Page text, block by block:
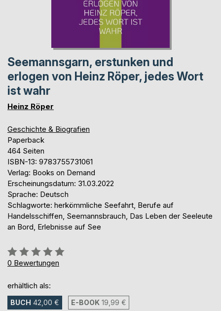
Seemannsgarn, erstunken und
erlogen von Heinz Röper, jedes Wort
ist wahr
Heinz Röper
Geschichte & Biografien
Paperback
464 Seiten
ISBN-13: 9783755731061
Verlag: Books on Demand
Erscheinungsdatum: 31.03.2022
Sprache: Deutsch
Schlagworte: herkömmliche Seefahrt, Berufe auf
Handelsschiffen, Seemannsbrauch, Das Leben der Seeleute
an Bord, Erlebnisse auf See
Bewertung::
0%
0 Bewertungen
erhältlich als:
BUCH 42,00 € E-BOOK 19,99 €